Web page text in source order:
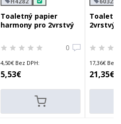
Toaletný papier
harmony pro 2vrstvý
0
4,50€ Bez DPH:
5,53€
2vrstvý
17,36€ Bez
21,35€